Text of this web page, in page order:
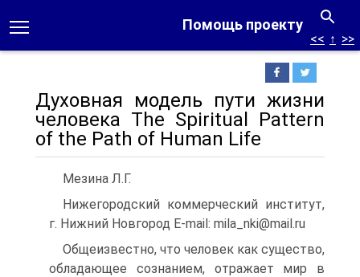
Помощь проекту
<< ↑ >>
Духовная модель пути жизни
человека The Spiritual Pattern
of the Path of Human Life
Мезина Л.Г.
Нижегородский коммерческий институт,
г. Нижний Новгород E-mail: mila_nki@mail.ru
Общеизвестно, что человек как существо,
обладающее сознанием, отражает мир в